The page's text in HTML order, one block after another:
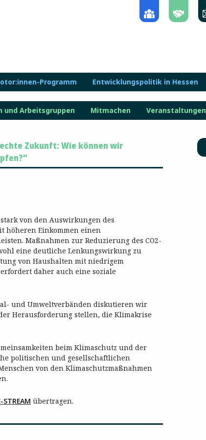
Programm Entwicklungspolitik in Hessen
und Arbeitsgruppen Mitmachen Veranstaltungen
Zukunft: Wie können wir
von den Auswirkungen des
höheren Einkommen einen
Maßnahmen zur Reduzierung des CO2-
eine deutliche Lenkungswirkung zu
von Haushalten mit niedrigem
daher auch eine soziale
und Umweltverbänden diskutieren wir
Herausforderung stellen, die Klimakrise
beim Klimaschutz und der
politischen und gesellschaftlichen
von den Klimaschutzmaßnahmen
STREAM übertragen.